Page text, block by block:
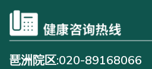
琶洲院区:020-89168066